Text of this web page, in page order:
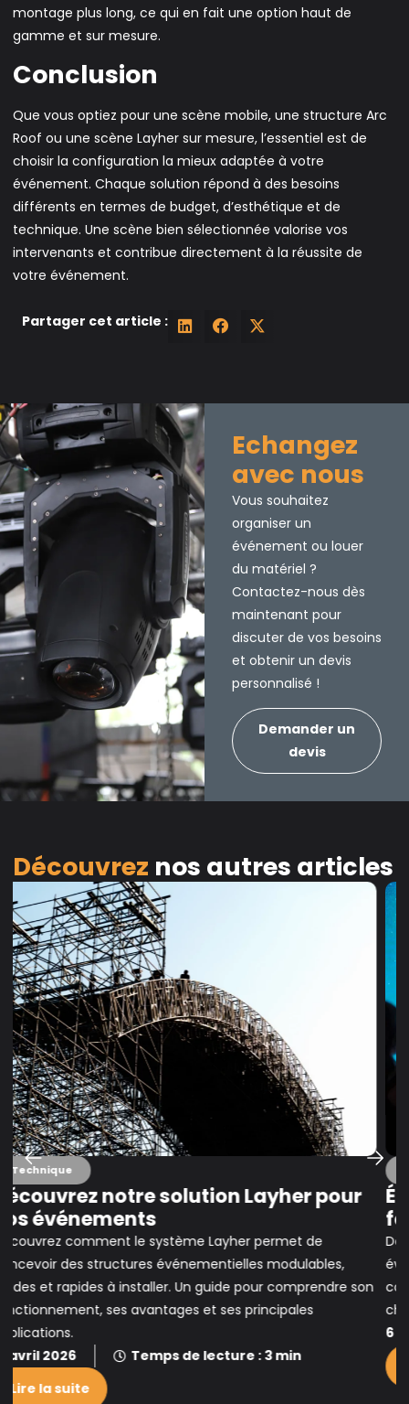
montage plus long, ce qui en fait une option haut de
gamme et sur mesure.
Conclusion
Que vous optiez pour une scène mobile, une structure Arc
Roof ou une scène Layher sur mesure, l’essentiel est de
choisir la configuration la mieux adaptée à votre
événement. Chaque solution répond à des besoins
différents en termes de budget, d’esthétique et de
technique. Une scène bien sélectionnée valorise vos
intervenants et contribue directement à la réussite de
votre événement.
Partager cet article :
Echangez
avec nous
Vous souhaitez
organiser un
événement ou louer
du matériel ?
Contactez-nous dès
maintenant pour
discuter de vos besoins
et obtenir un devis
personnalisé !
Demander un
devis
Découvrez nos autres articles
Technique
Écran LED événementiel : comment
faire le bon choix ?
Découvrez comment choisir un écran LED pour vos
événements : pitch, résolution, indoor ou outdoor,
configuration… Tous les critères essentiels pour faire le bon
choix et garantir un rendu visuel
6 avril 2026
Lire la suite